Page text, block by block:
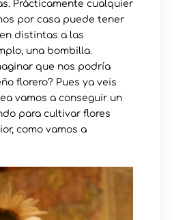
Prácticamente cualquier
por casa puede tener
distintas a las
una bombilla.
que nos podría
florero? Pues ya veis
vamos a conseguir un
para cultivar flores
como vamos a